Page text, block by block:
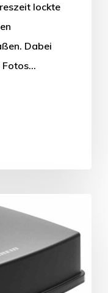
lockte
Dabei
Fotos…